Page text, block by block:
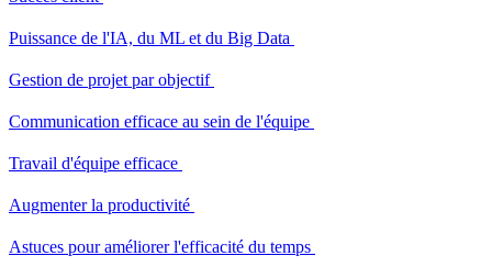
Puissance de l'IA, du ML et du Big Data
Gestion de projet par objectif
Communication efficace au sein de l'équipe
Travail d'équipe efficace
Augmenter la productivité
Astuces pour améliorer l'efficacité du temps